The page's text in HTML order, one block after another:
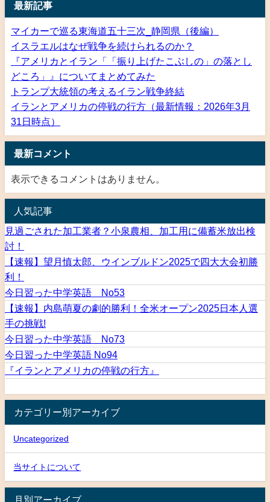
最新記事
マイカーで巡る東海道五十三次_静岡県（後編）
イスラエルはなぜ戦争を続けられるのか？
『アメリカとイラン「「振り上げたこぶしの」の落とし
どころ」』についてまとめてみた
トランプ大統領の考えるイラン戦争終結
イランとアメリカの停戦の行方（最新情報：2026年3月
31日時点）
最新コメント
表示できるコメントはありません。
人気記事
見過ごされた加工業者？小泉農相、加工用に備蓄米放出検
討！
【速報】望月慎太郎、ウインブルドン2025で四大大会初勝
利！
今日習った中学英語 No53
【速報】内島萌夏の劇的勝利！全米オープン2025日本人選
手の挑戦!
今日習った中学英語 No73
今日習った中学英語 No94
『イランとアメリカの停戦の行方』
カテゴリー別アーカイブ
Uncategorized
当サイトについて
月別アーカイブ